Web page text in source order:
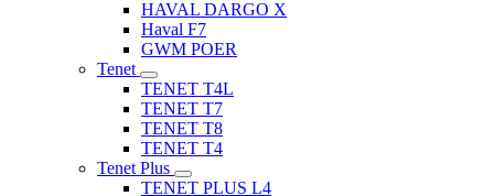
HAVAL DARGO Х
Haval F7
GWM POER
Tenet
TENET T4L
TENET T7
TENET T8
TENET T4
Tenet Plus
TENET PLUS L4